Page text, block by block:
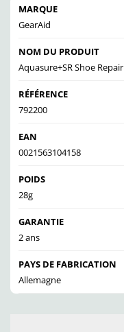
MARQUE
GearAid
NOM DU PRODUIT
Aquasure+SR Shoe Repair
RÉFÉRENCE
792200
EAN
0021563104158
POIDS
28g
GARANTIE
2 ans
PAYS DE FABRICATION
Allemagne